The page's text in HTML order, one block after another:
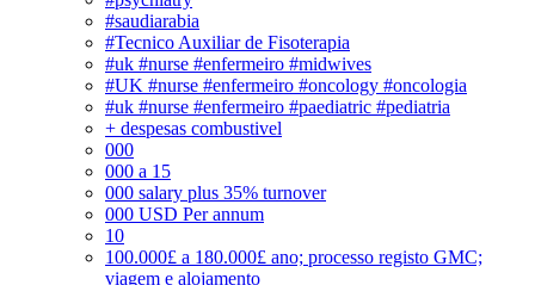
#saudiarabia
#Tecnico Auxiliar de Fisoterapia
#uk #nurse #enfermeiro #midwives
#UK #nurse #enfermeiro #oncology #oncologia
#uk #nurse #enfermeiro #paediatric #pediatria
+ despesas combustivel
000
000 a 15
000 salary plus 35% turnover
000 USD Per annum
10
100.000£ a 180.000£ ano; processo registo GMC;
viagem e alojamento